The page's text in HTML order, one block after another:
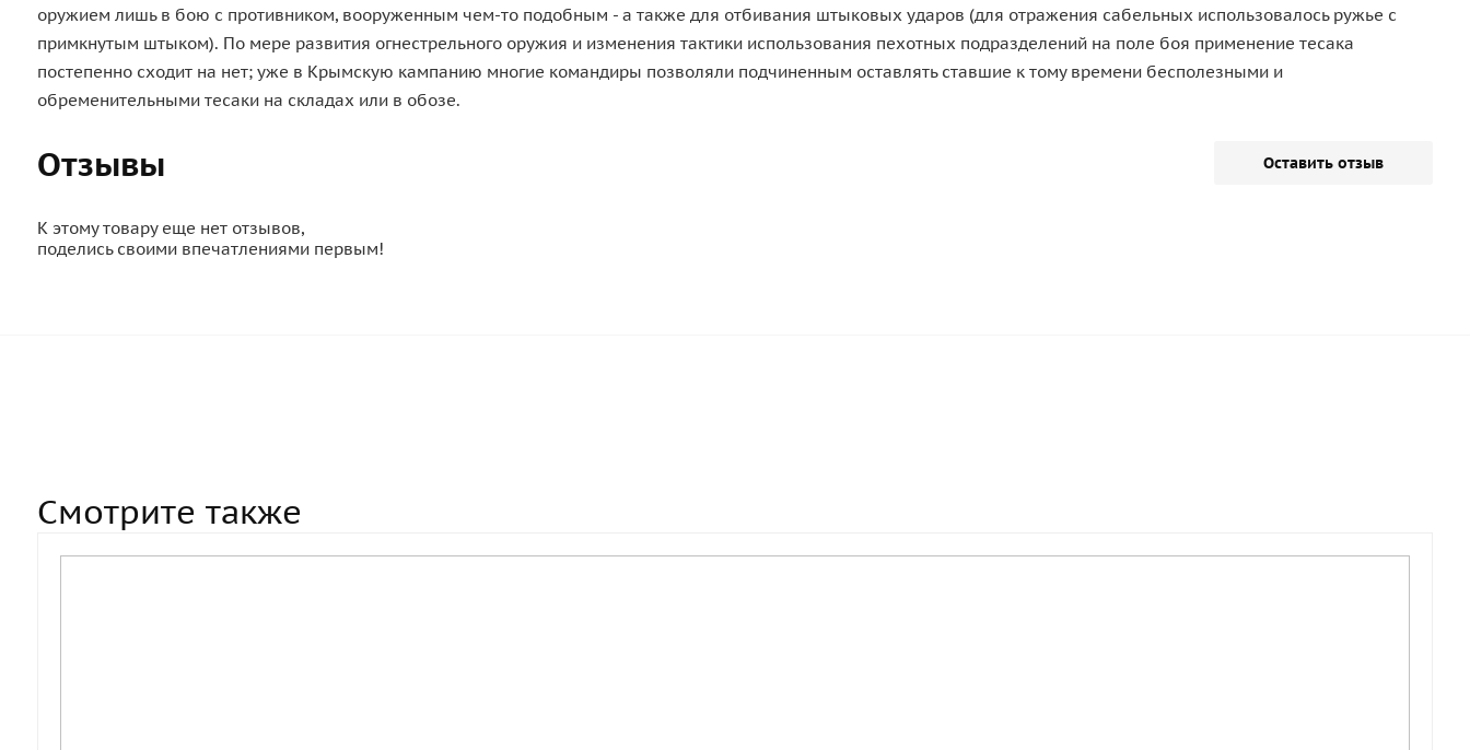
оружием лишь в бою с противником, вооруженным чем-то подобным - а также для отбивания штыковых ударов (для отражения сабельных использовалось ружье с
примкнутым штыком). По мере развития огнестрельного оружия и изменения тактики использования пехотных подразделений на поле боя применение тесака
постепенно сходит на нет; уже в Крымскую кампанию многие командиры позволяли подчиненным оставлять ставшие к тому времени бесполезными и
обременительными тесаки на складах или в обозе.
Отзывы Оставить отзыв
К этому товару еще нет отзывов,
поделись своими впечатлениями первым!
Смотрите также